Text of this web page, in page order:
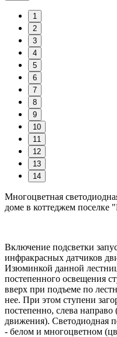
1
2
3
4
5
6
7
8
9
10
11
12
13
14
Многоцветная
доме в коттеджем поселке
Включение подсветки
инфракрасных датчиков
Изюминкой данной
постепенного освещения
вверх при подъеме по
нее. При этом ступени
постепенно, слева
движения). Светодиодная
- белом и многоцветном